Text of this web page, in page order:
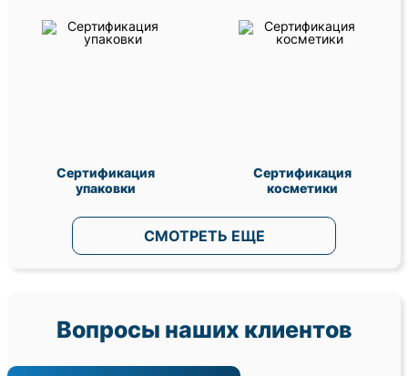
Сертификация
упаковки
Сертификация
косметики
СМОТРЕТЬ ЕЩЕ
Вопросы наших клиентов